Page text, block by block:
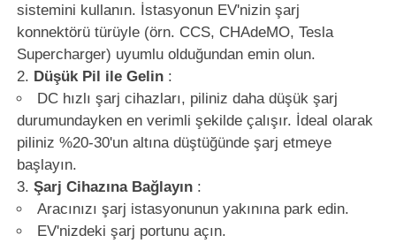
sistemini kullanın. İstasyonun EV'nizin şarj
konnektörü türüyle (örn. CCS, CHAdeMO, Tesla
Supercharger) uyumlu olduğundan emin olun.
Düşük Pil ile Gelin:
DC hızlı şarj cihazları, piliniz daha düşük şarj
durumundayken en verimli şekilde çalışır. İdeal olarak
piliniz %20-30'un altına düştüğünde şarj etmeye
başlayın.
Şarj Cihazına Bağlayın:
Aracınızı şarj istasyonunun yakınına park edin.
EV'nizdeki şarj portunu açın.